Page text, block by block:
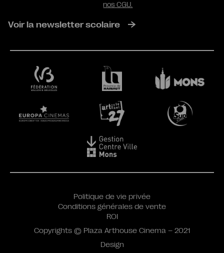
nos CGU.
Voir la newsletter scolaire
Design
Politique de vie privée
Conditions générales de vente
ROI
Copyrights © Plaza Arthouse Cinema – 2021